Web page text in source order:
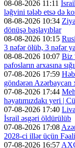
08-08-2026 11:11
ləğvini tələb etsə də
08-08-2026 10:34
dönüşə başlayıblar
08-08-2026 10:15
3 nəfər ölüb, 3 nəfər
08-08-2026 10:07 Biz
pafosların arxasına
07-08-2026 17:59
göndərən Azərbaycan
07-08-2026 17:44
həyatımızdakı yeri |
07-08-2026 17:40
İsrail əsgəri öldürülüb
07-08-2026 17:08
2028-ci illər üçün
07-08-2026 16:57